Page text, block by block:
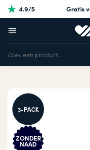
4.9/5 Gratis
3-PACK
ZONDER
NAAD